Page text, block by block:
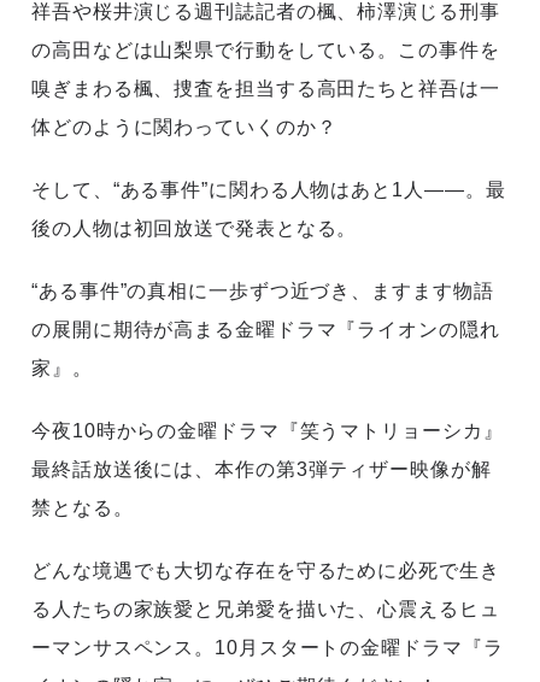
祥吾や桜井演じる週刊誌記者の楓、柿澤演じる刑事
の高田などは山梨県で行動をしている。この事件を
嗅ぎまわる楓、捜査を担当する高田たちと祥吾は一
体どのように関わっていくのか？
そして、“ある事件”に関わる人物はあと1人――。最
後の人物は初回放送で発表となる。
“ある事件”の真相に一歩ずつ近づき、ますます物語
の展開に期待が高まる金曜ドラマ『ライオンの隠れ
家』。
今夜10時からの金曜ドラマ『笑うマトリョーシカ』
最終話放送後には、本作の第3弾ティザー映像が解
禁となる。
どんな境遇でも大切な存在を守るために必死で生き
る人たちの家族愛と兄弟愛を描いた、心震えるヒュ
ーマンサスペンス。10月スタートの金曜ドラマ『ラ